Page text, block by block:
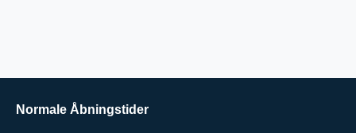
Normale Åbningstider